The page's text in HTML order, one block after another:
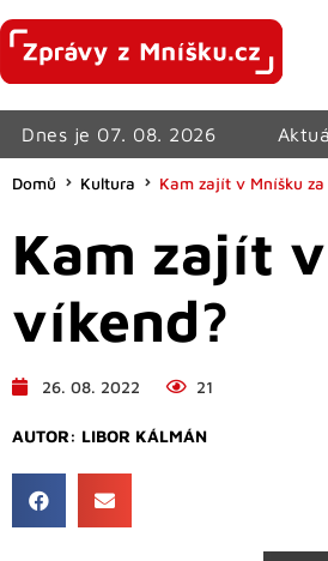
Dnes je 07. 08. 2026
Domů Kultura Kam zajít v Mníšku
Kam zajít
víkend?
26. 08. 2022 21
AUTOR: LIBOR KÁLMÁN